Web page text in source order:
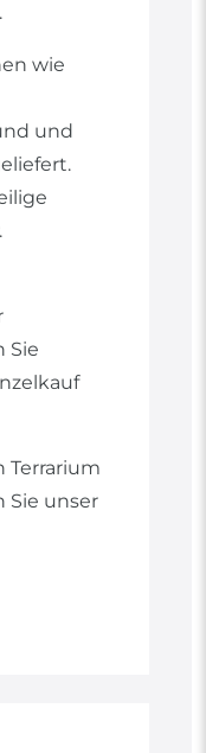
wie
und
Sie
Terrarium
Sie unser